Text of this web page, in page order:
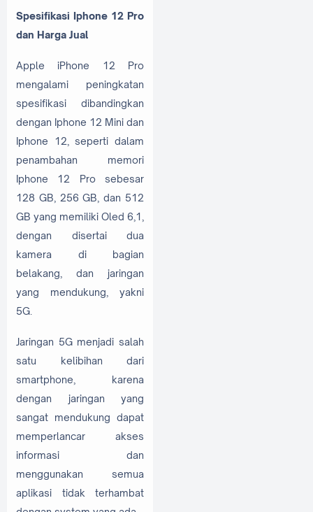
Spesifikasi Iphone 12 Pro
dan Harga Jual
Apple iPhone 12 Pro
mengalami peningkatan
spesifikasi dibandingkan
dengan Iphone 12 Mini dan
Iphone 12, seperti dalam
penambahan memori
Iphone 12 Pro sebesar
128 GB, 256 GB, dan 512
GB yang memiliki Oled 6,1,
dengan disertai dua
kamera di bagian
belakang, dan jaringan
yang mendukung, yakni
5G.
Jaringan 5G menjadi salah
satu kelibihan dari
smartphone, karena
dengan jaringan yang
sangat mendukung dapat
memperlancar akses
informasi dan
menggunakan semua
aplikasi tidak terhambat